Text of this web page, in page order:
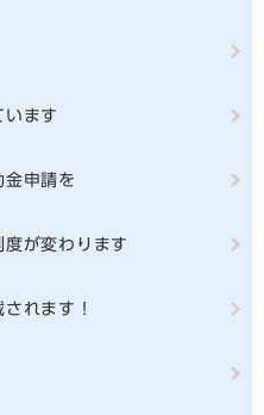
います
金申請を
が変わります
れます！